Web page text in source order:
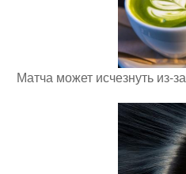
Матча может исчезнуть из-